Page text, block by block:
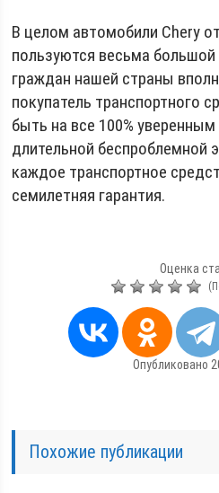
В целом автомобили Chery
пользуются весьма
граждан нашей страны
покупатель транспортного
быть на все 100%
длительной беспроблемной
каждое транспортное
семилетняя гарантия.
Оценка
Опубликовано
Похожие публикации